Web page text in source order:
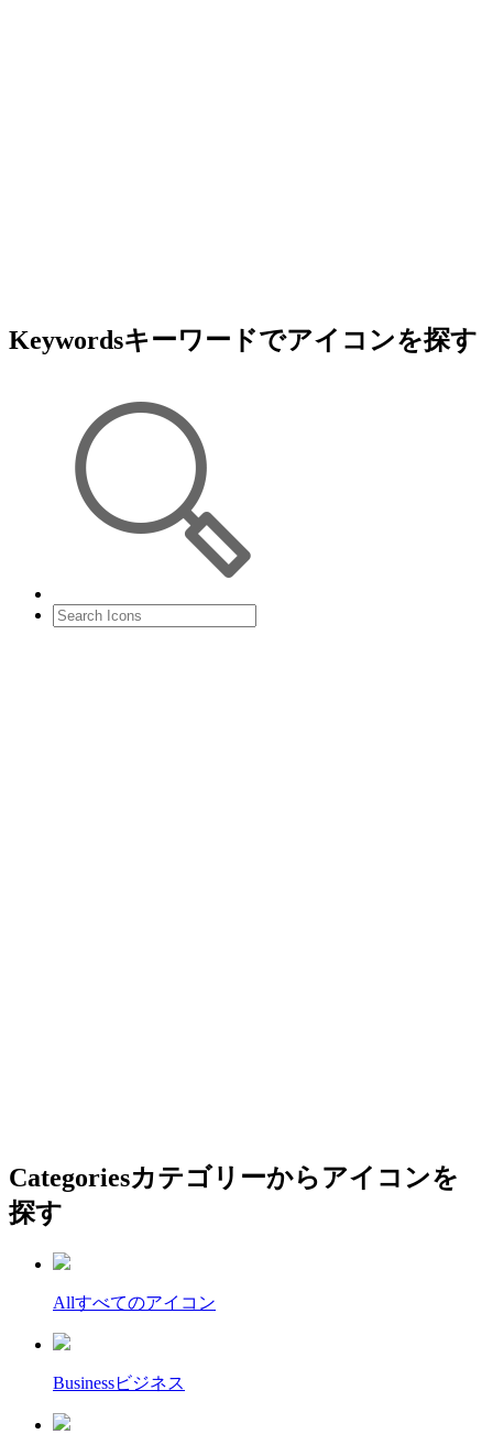
Keywordsキーワードでアイコンを探す
Categoriesカテゴリーからアイコンを
探す
Allすべてのアイコン
Businessビジネス